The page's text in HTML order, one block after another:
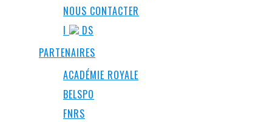
NOUS CONTACTER
I
DS
PARTENAIRES
ACADÉMIE ROYALE
BELSPO
FNRS